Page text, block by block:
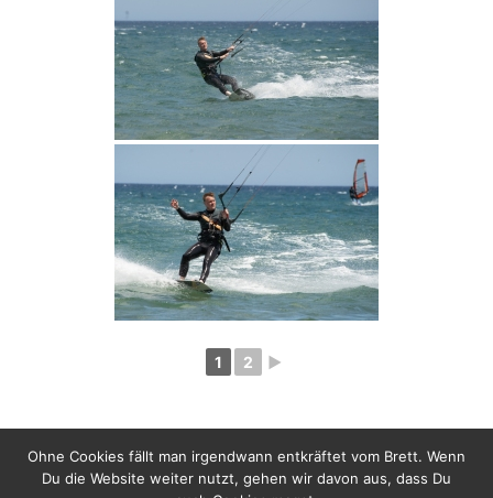
1 2 ►
Ohne Cookies fällt man irgendwann entkräftet vom Brett. Wenn
Du die Website weiter nutzt, gehen wir davon aus, dass Du